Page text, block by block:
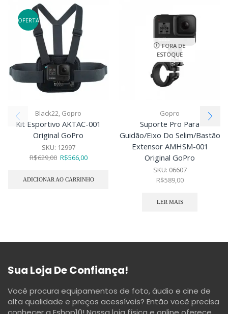
OFERTA
Black22, Gopro
Kit Esportivo AKTAC-001
Original GoPro
SKU: 12997
R$629,00 R$566,00
ADICIONAR AO CARRINHO
FORA DE
ESTOQUE
Gopro
Suporte Pro Para
Guidão/Eixo Do Selim/Bastão
Extensor AMHSM-001
Original GoPro
SKU: 06607
R$589,00
LER MAIS
Sua Loja De Confiança!
Você procura equipamentos de foto, áudio e cine de
alta qualidade e preços acessíveis? Então você precisa